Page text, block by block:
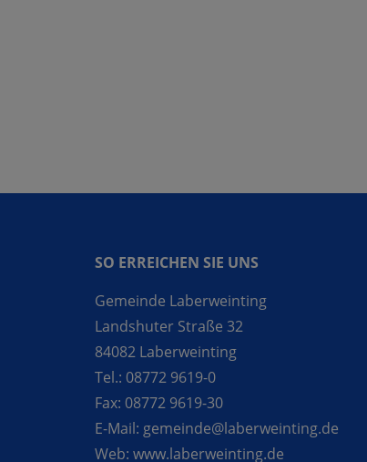
SO ERREICHEN SIE UNS
Gemeinde Laberweinting
Landshuter Straße 32
84082 Laberweinting
Tel.: 08772 9619-0
Fax: 08772 9619-30
E-Mail: gemeinde@laberweinting.de
Web: www.laberweinting.de